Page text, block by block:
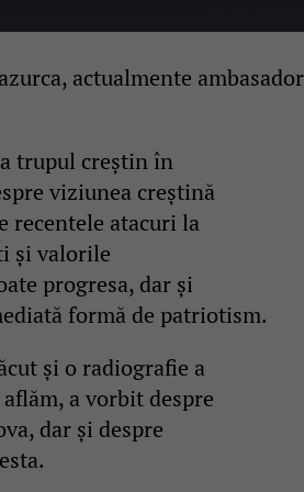
actualmente
trupul creștin în
viziunea creștină
recentele atacuri la
și valorile
progresa, dar și
formă de patriotism.
și o radiografie a
a vorbit despre
dar și despre